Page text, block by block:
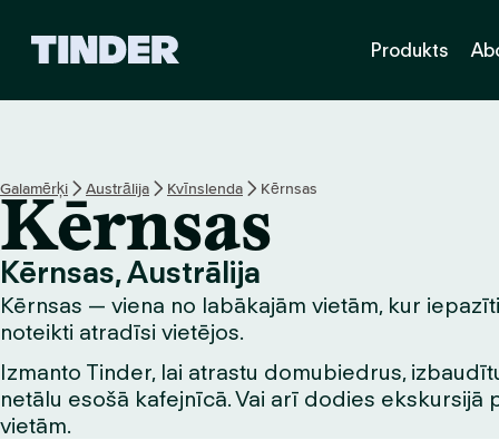
s
ā
k
u
m
l
a
a
Produkts
Galamērķi Austrālija Kvīnslenda Kērnsas
Kērnsas
Kērnsas, Austrālija
Kērnsas — viena no labākajām vietām, kur
noteikti atradīsi vietējos.
Izmanto Tinder, lai atrastu domubiedrus,
netālu esošā kafejnīcā. Vai arī dodies ekskursijā
vietām.